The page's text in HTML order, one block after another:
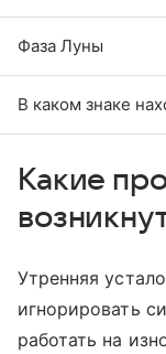
Фаза Луны
В каком знаке
Какие
Утренняя
игнорировать
работать на